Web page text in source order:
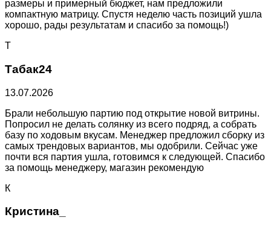
размеры и примерный бюджет, нам предложили
компактную матрицу. Спустя неделю часть позиций ушла
хорошо, рады результатам и спасибо за помощь!)
Т
Табак24
13.07.2026
Брали небольшую партию под открытие новой витрины.
Попросил не делать солянку из всего подряд, а собрать
базу по ходовым вкусам. Менеджер предложил сборку из
самых трендовых вариантов, мы одобрили. Сейчас уже
почти вся партия ушла, готовимся к следующей. Спасибо
за помощь менеджеру, магазин рекомендую
К
Кристина_